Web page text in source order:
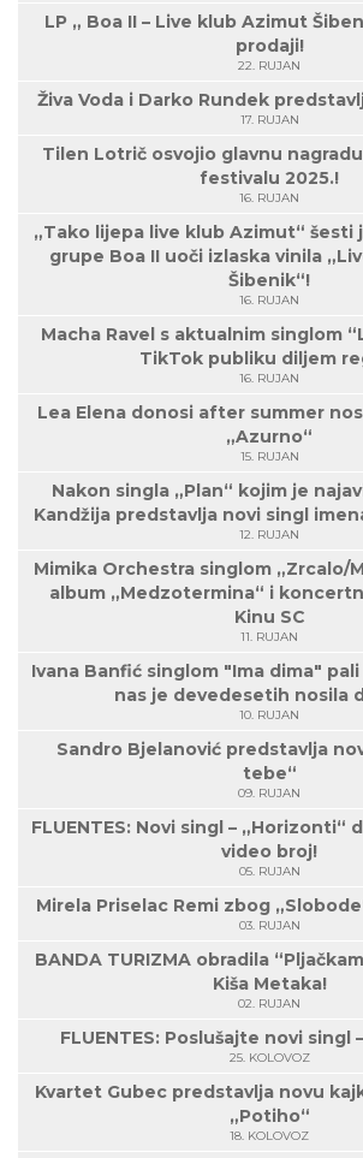
LP „ Boa II – Live klub Azimut
prodaji!
22. RUJAN
Živa Voda i Darko Rundek
17. RUJAN
Tilen Lotrič osvojio glavnu
festivalu 2025.!
16. RUJAN
„Tako lijepa live klub Azimut“ šesti
grupe Boa II uoči izlaska vinila
Šibenik“!
16. RUJAN
Macha Ravel s aktualnim singlom
TikTok publiku diljem
16. RUJAN
Lea Elena donosi after summer
„Azurno“
15. RUJAN
Nakon singla „Plan“ kojim je
Kandžija predstavlja novi singl
12. RUJAN
Mimika Orchestra singlom „Zrcalo/
album „Medzotermina“ i
Kinu SC
11. RUJAN
Ivana Banfić singlom "Ima dima"
nas je devedesetih nosila
10. RUJAN
Sandro Bjelanović predstavlja
tebe“
09. RUJAN
FLUENTES: Novi singl – „Horizonti“
video broj!
05. RUJAN
Mirela Priselac Remi zbog
03. RUJAN
BANDA TURIZMA obradila
Kiša Metaka!
02. RUJAN
FLUENTES: Poslušajte novi singl
25. KOLOVOZ
Kvartet Gubec predstavlja novu
„Potiho“
18. KOLOVOZ